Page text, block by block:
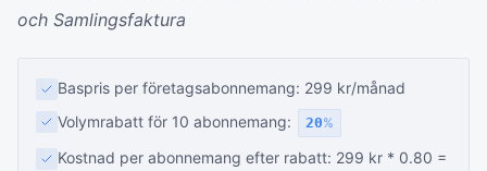
och Samlingsfaktura
Baspris per företagsabonnemang: 299 kr/månad
Volymrabatt för 10 abonnemang:
20%
Kostnad per abonnemang efter rabatt: 299 kr * 0.80 =